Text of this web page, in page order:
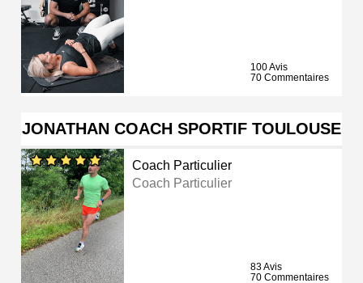
100 Avis
70 Commentaires
JONATHAN COACH SPORTIF TOULOUSE
Coach Particulier
Coach Particulier
83 Avis
70 Commentaires